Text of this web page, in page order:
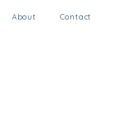
About Contact